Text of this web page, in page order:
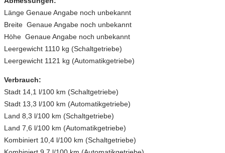
Länge Genaue Angabe noch unbekannt
Breite Genaue Angabe noch unbekannt
Höhe Genaue Angabe noch unbekannt
Leergewicht 1110 kg (Schaltgetriebe)
Leergewicht 1121 kg (Automatikgetriebe)
Verbrauch:
Stadt 14,1 l/100 km (Schaltgetriebe)
Stadt 13,3 l/100 km (Automatikgetriebe)
Land 8,3 l/100 km (Schaltgetriebe)
Land 7,6 l/100 km (Automatikgetriebe)
Kombiniert 10,4 l/100 km (Schaltgetriebe)